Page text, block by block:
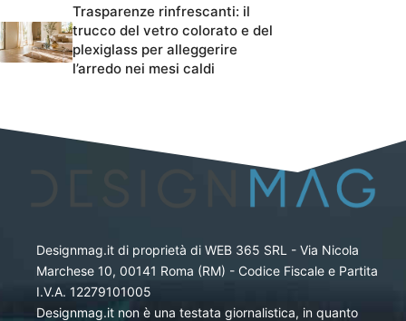
Trasparenze rinfrescanti: il
trucco del vetro colorato e del
plexiglass per alleggerire
l’arredo nei mesi caldi
Designmag.it di proprietà di WEB 365 SRL - Via Nicola
Marchese 10, 00141 Roma (RM) - Codice Fiscale e Partita
I.V.A. 12279101005
Designmag.it non è una testata giornalistica, in quanto